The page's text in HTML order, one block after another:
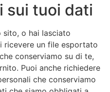
sui tuoi dati
sito, o hai lasciato
ricevere un file esportato
conserviamo su di te,
Puoi anche richiedere
che conserviamo